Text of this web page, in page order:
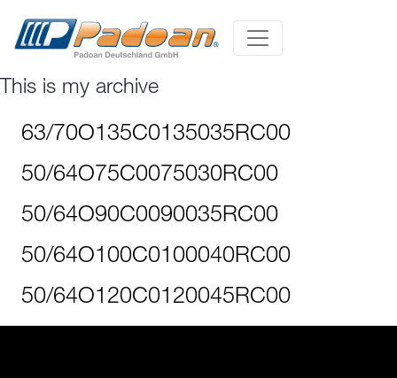
This is my archive
63/70O135C0135035RC00
50/64O75C0075030RC00
50/64O90C0090035RC00
50/64O100C0100040RC00
50/64O120C0120045RC00